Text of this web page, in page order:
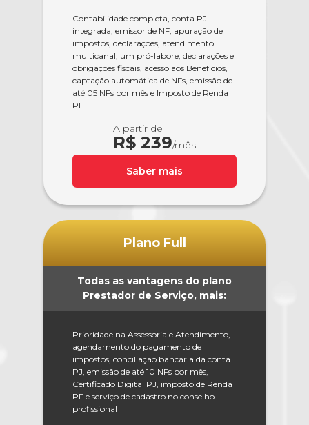
Contabilidade completa, conta PJ
integrada, emissor de NF, apuração de
impostos, declarações, atendimento
multicanal, um pró-labore, declarações e
obrigações fiscais, acesso aos Benefícios,
captação automática de NFs, emissão de
até 05 NFs por mês e Imposto de Renda
PF
A partir de
R$ 239/mês
Saber mais
Plano Full
Todas as vantagens do plano
Prestador de Serviço, mais:
Prioridade na Assessoria e Atendimento,
agendamento do pagamento de
impostos, conciliação bancária da conta
PJ, emissão de até 10 NFs por mês,
Certificado Digital PJ, imposto de Renda
PF e serviço de cadastro no conselho
profissional